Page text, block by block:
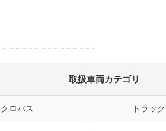
取扱車両カテゴリ
ロバス トラック